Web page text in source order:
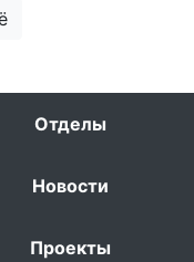
Отделы
Новости
Проекты